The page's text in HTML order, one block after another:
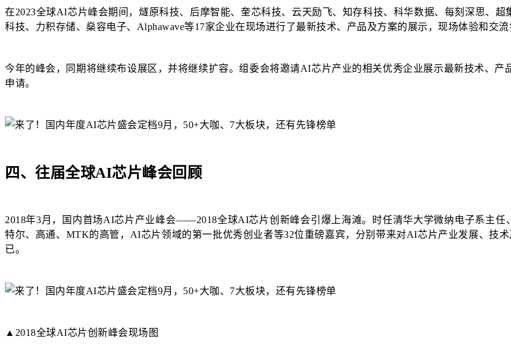
在2023全球AI芯片峰会期间，燧原科技、后摩智能、奎芯科技、云天励飞、知存科技、科华数据、每刻深思、
科技、力积存储、燊容电子、Alphawave等17家企业在现场进行了最新技术、产品及方案的展示，现场体验和交流
今年的峰会，同期将继续布设展区，并将继续扩容。组委会将邀请AI芯片产业的相关优秀企业展示最新技术、
申请。
四、往届全球AI芯片峰会回顾
2018年3月，国内首场AI芯片产业峰会——2018全球AI芯片创新峰会引爆上海滩。时任清华大学微纳电子系主
特尔、高通、MTK的高管，AI芯片领域的第一批优秀创业者等32位重磅嘉宾，分别带来对AI芯片产业发展、技
已。
▲2018全球AI芯片创新峰会现场图